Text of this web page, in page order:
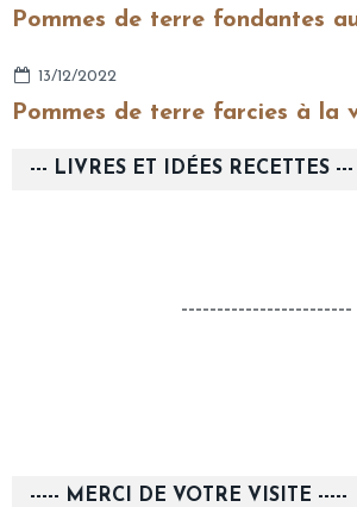
Pommes de terre fondantes
13/12/2022
Pommes de terre farcies à la
--- LIVRES ET IDÉES RECETTES ---
------------------------
----- MERCI DE VOTRE VISITE -----